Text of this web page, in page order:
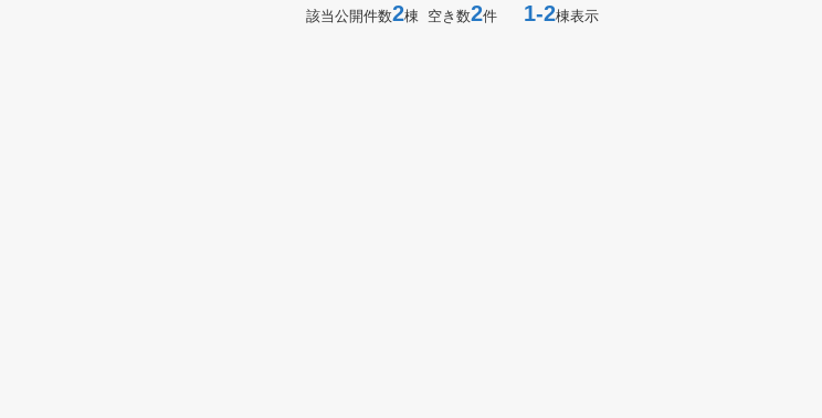
該当公開件数2棟 空き数2件 1-2棟表示